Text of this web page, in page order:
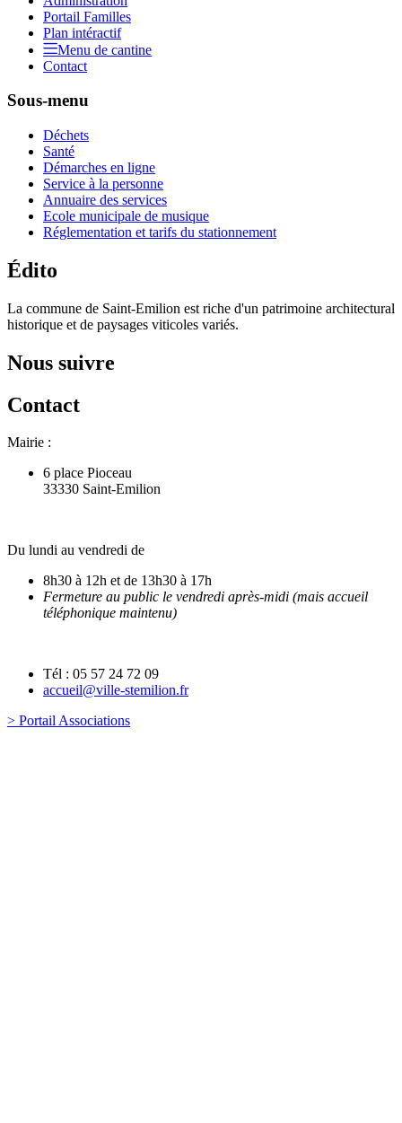
Portail Familles
Plan intéractif
Menu de cantine
Contact
Sous-menu
Déchets
Santé
Démarches en ligne
Service à la personne
Annuaire des services
Ecole municipale de musique
Réglementation et tarifs du stationnement
Édito
La commune de Saint-Emilion est riche d'un patrimoine architectural
historique et de paysages viticoles variés.
Nous suivre
Contact
Mairie :
6 place Pioceau
33330 Saint-Emilion
Du lundi au vendredi de
8h30 à 12h et de 13h30 à 17h
Fermeture au public le vendredi après-midi (mais accueil
téléphonique maintenu)
Tél : 05 57 24 72 09
accueil@ville-stemilion.fr
> Portail Associations